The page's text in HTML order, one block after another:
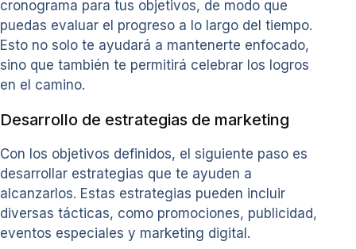
cronograma para tus objetivos, de modo que
puedas evaluar el progreso a lo largo del tiempo.
Esto no solo te ayudará a mantenerte enfocado,
sino que también te permitirá celebrar los logros
en el camino.
Desarrollo de estrategias de marketing
Con los objetivos definidos, el siguiente paso es
desarrollar estrategias que te ayuden a
alcanzarlos. Estas estrategias pueden incluir
diversas tácticas, como promociones, publicidad,
eventos especiales y marketing digital.